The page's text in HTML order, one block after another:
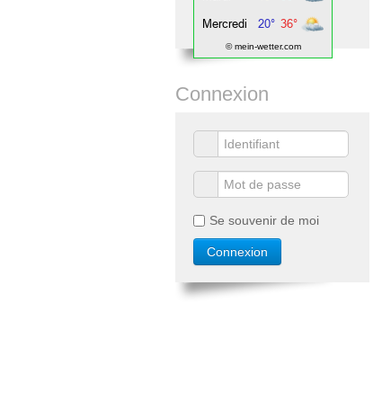
© mein-wetter.com
Connexion
Se souvenir de moi